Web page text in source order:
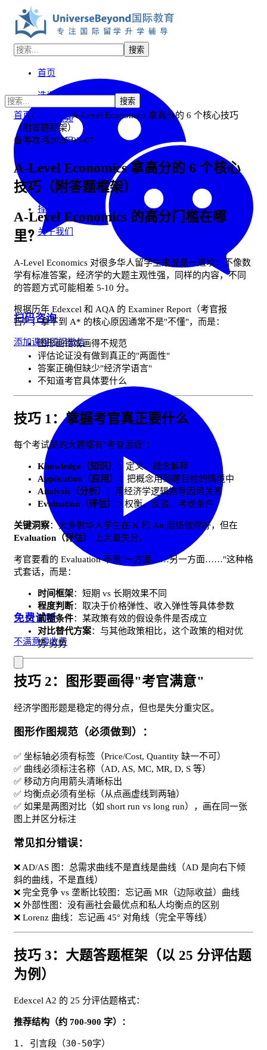
搜索
扫码咨询
添加课程顾问微信
免费试听
不满意零收费
首页
选课中心
双师视频
免费课程
自助习题解答
UB学习社区
择校选科咨询
关于我们
搜索
首页 / 资讯中心/A-Level Economics 拿高分的 6 个核心技巧
（附答题框架）
备考攻略2026-03-07
A-Level Economics 拿高分的 6 个核心
技巧（附答题框架）
A-Level Economics 的高分门槛在哪
里？
A-Level Economics 对很多华人留学生来说是一道坎：不像数
学有标准答案，经济学的大题主观性强，同样的内容，不同
的答题方式可能相差 5-10 分。
根据历年 Edexcel 和 AQA 的 Examiner Report（考官报
告），拿不到 A* 的核心原因通常不是"不懂"，而是：
图形画错或画得不规范
评估论证没有做到真正的"两面性"
答案正确但缺少"经济学语言"
不知道考官具体要什么
技巧 1：掌握考官真正要什么
每个考试局的大题都有"考查层级"：
Knowledge（知识）
：定义、概念解释
Application（应用）
：把概念用到题目给的情境中
Analysis（分析）
：用经济学逻辑推导因果关系
Evaluation（评估）
：权衡、反驳、考虑条件
关键洞察：大多数华人学生在 K 和 An 层级做得好，但在
Evaluation（评估）
上大量失分。
考官要看的 Evaluation 不是"一方面……另一方面……"这种格
式套话，而是：
时间框架：短期 vs 长期效果不同
程度判断：取决于价格弹性、收入弹性等具体参数
前提条件：某政策有效的假设条件是否成立
对比替代方案：与其他政策相比，这个政策的相对优
势/劣势
技巧 2：图形要画得"考官满意"
经济学图形题是稳定的得分点，但也是失分重灾区。
图形作图规范（必须做到）：
✅ 坐标轴必须有标签（Price/Cost, Quantity 缺一不可）
✅ 曲线必须标注名称（AD, AS, MC, MR, D, S 等）
✅ 移动方向用箭头清晰标出
✅ 均衡点必须有坐标（从点画虚线到两轴）
✅ 如果是两图对比（如 short run vs long run），画在同一张
图上并区分标注
常见扣分错误：
❌ AD/AS 图：总需求曲线不是直线是曲线（AD 是向右下倾
斜的曲线，不是直线）
❌ 完全竞争 vs 垄断比较图：忘记画 MR（边际收益）曲线
❌ 外部性图：没有画社会最优点和私人均衡点的区别
❌ Lorenz 曲线：忘记画 45° 对角线（完全平等线）
技巧 3：大题答题框架（以 25 分评估题
为例）
Edexcel A2 的 25 分评估题格式：
推荐结构（约 700-900 字）：
1. 引言段（30-50字）